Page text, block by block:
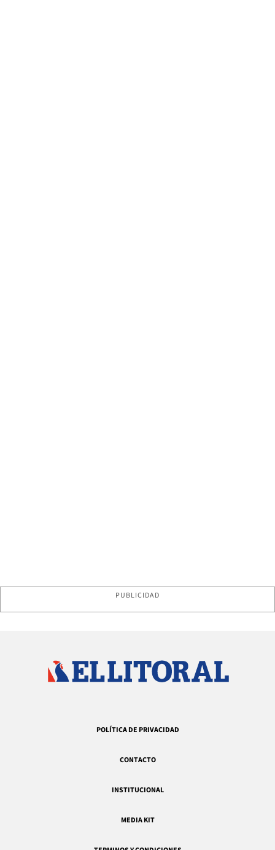
PUBLICIDAD
POLÍTICA DE PRIVACIDAD
CONTACTO
INSTITUCIONAL
MEDIA KIT